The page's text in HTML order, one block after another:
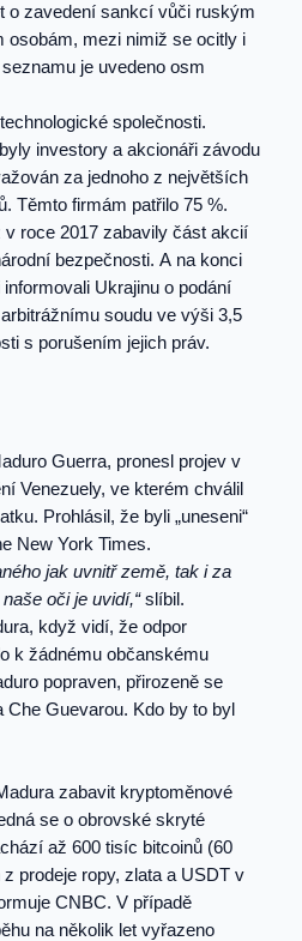
o zavedení sankcí vůči ruským
osobám, mezi nimiž se ocitly i
je uvedeno osm
společnosti.
investory a akcionáři závodu
za jednoho z největších
Těmto firmám patřilo 75 %.
roce 2017 zabavily část akcií
bezpečnosti. A na konci
Ukrajinu o podání
soudu ve výši 3,5
s porušením jejich práv.
Guerra, pronesl projev v
Venezuely, ve kterém chválil
Prohlásil, že byli „uneseni“
New York Times.
jak uvnitř země, tak i za
oči je uvidí,“slíbil.
když vidí, že odpor
k žádnému občanskému
popraven, přirozeně se
Guevarou. Kdo by to byl
zabavit kryptoměnové
se o obrovské skryté
až 600 tisíc bitcoinů (60
prodeje ropy, zlata a USDT v
CNBC. V případě
na několik let vyřazeno